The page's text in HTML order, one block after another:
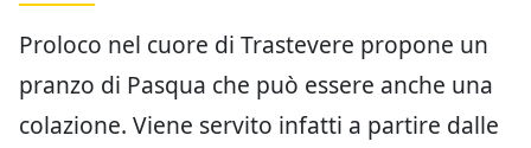
Proloco nel cuore di Trastevere propone un
pranzo di Pasqua che può essere anche una
colazione. Viene servito infatti a partire dalle